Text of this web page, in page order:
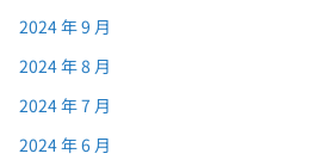
2024 年 9 月
2024 年 8 月
2024 年 7 月
2024 年 6 月